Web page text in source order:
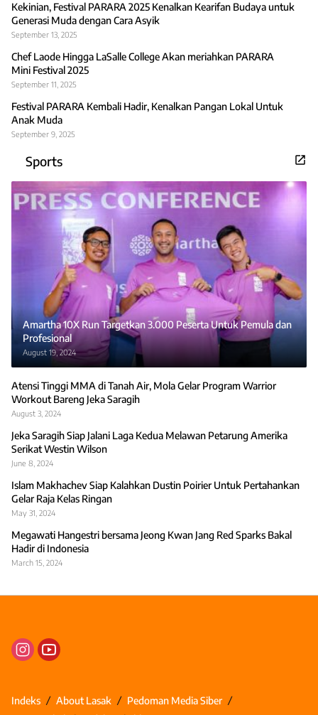
Kekinian, Festival PARARA 2025 Kenalkan Kearifan Budaya untuk
Generasi Muda dengan Cara Asyik
September 13, 2025
Chef Laode Hingga LaSalle College Akan meriahkan PARARA
Mini Festival 2025
September 11, 2025
Festival PARARA Kembali Hadir, Kenalkan Pangan Lokal Untuk
Anak Muda
September 9, 2025
Sports
Amartha 10X Run Targetkan 3.000 Peserta Untuk Pemula dan
Profesional
August 19, 2024
Atensi Tinggi MMA di Tanah Air, Mola Gelar Program Warrior
Workout Bareng Jeka Saragih
August 3, 2024
Jeka Saragih Siap Jalani Laga Kedua Melawan Petarung Amerika
Serikat Westin Wilson
June 8, 2024
Islam Makhachev Siap Kalahkan Dustin Poirier Untuk Pertahankan
Gelar Raja Kelas Ringan
May 31, 2024
Megawati Hangestri bersama Jeong Kwan Jang Red Sparks Bakal
Hadir di Indonesia
March 15, 2024
Indeks About Lasak
Pedoman Media Siber